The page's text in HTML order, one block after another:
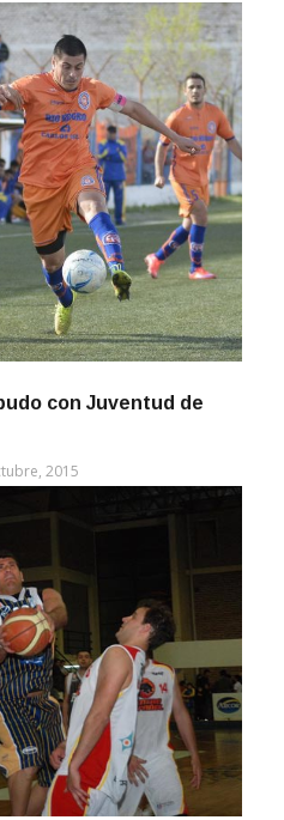
con Juventud de
2015